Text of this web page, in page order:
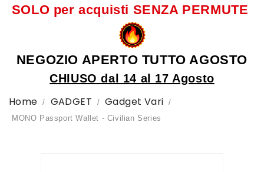
SOLO per acquisti SENZA PERMUTE
NEGOZIO APERTO TUTTO AGOSTO
CHIUSO dal 14 al 17 Agosto
Home GADGET Gadget Vari
MONO Passport Wallet - Civilian Series